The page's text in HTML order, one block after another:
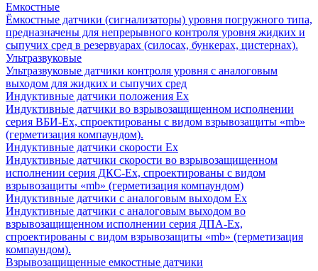
Емкостные
Ёмкостные датчики (сигнализаторы) уровня погружного типа,
предназначены для непрерывного контроля уровня жидких и
сыпучих сред в резервуарах (силосах, бункерах, цистернах).
Ультразвуковые
Ультразвуковые датчики контроля уровня с аналоговым
выходом для жидких и сыпучих сред
Индуктивные датчики положения Ех
Индуктивные датчики во взрывозащищенном исполнении
серия ВБИ-Ех, спроектированы с видом взрывозащиты «mb»
(герметизация компаундом).
Индуктивные датчики скорости Ех
Индуктивные датчики скорости во взрывозащищенном
исполнении серия ДКС-Ех, спроектированы с видом
взрывозащиты «mb» (герметизация компаундом)
Индуктивные датчики с аналоговым выходом Ех
Индуктивные датчики с аналоговым выходом во
взрывозащищенном исполнении серия ДПА-Ех,
спроектированы с видом взрывозащиты «mb» (герметизация
компаундом).
Взрывозащищенные емкостные датчики